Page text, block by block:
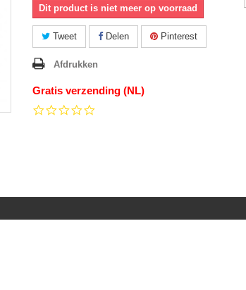
Dit product is niet meer op voorraad
Tweet Delen Pinterest
Afdrukken
Gratis verzending (NL)